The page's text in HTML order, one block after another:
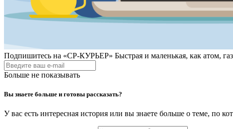
Подпишитесь на «СР-КУРЬЕР» Быстрая и маленькая, как атом,
Больше не показывать
Вы знаете больше и готовы рассказать?
У вас есть интересная история или вы знаете больше о теме,